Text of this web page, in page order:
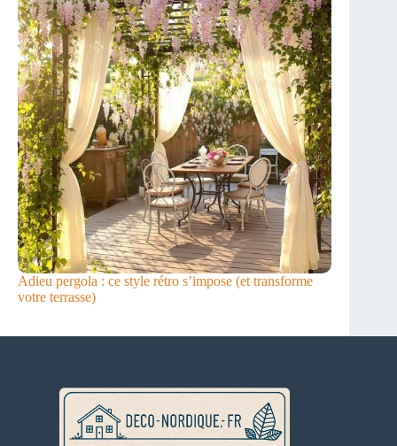
Adieu pergola : ce style rétro s’impose (et transforme
votre terrasse)